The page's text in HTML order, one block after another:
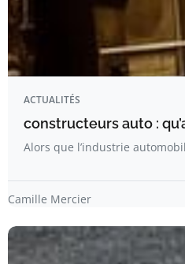
ACTUALITÉS
constructeurs auto :
Alors que l’industrie
Camille Mercier